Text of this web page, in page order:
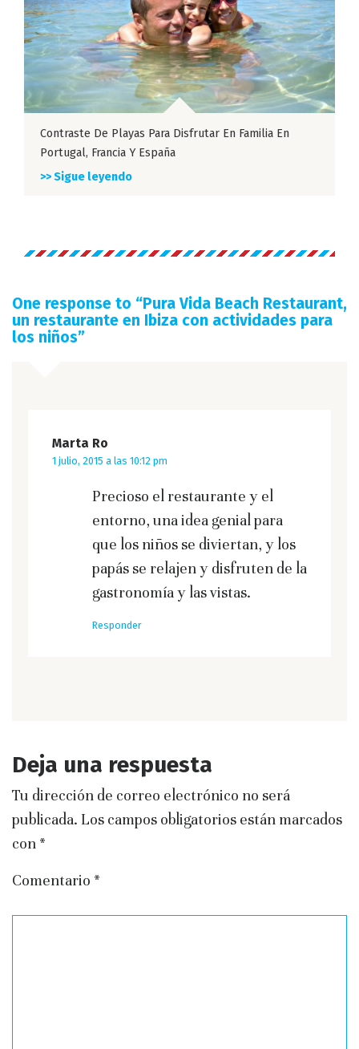
Contraste De Playas Para Disfrutar En Familia En
Portugal, Francia Y España
>> Sigue leyendo
One response to “Pura Vida Beach Restaurant,
un restaurante en Ibiza con actividades para
los niños”
Marta Ro
1 julio, 2015 a las 10:12 pm
Precioso el restaurante y el
entorno, una idea genial para
que los niños se diviertan, y los
papás se relajen y disfruten de la
gastronomía y las vistas.
Responder
Deja una respuesta
Tu dirección de correo electrónico no será
publicada. Los campos obligatorios están marcados
con *
Comentario *